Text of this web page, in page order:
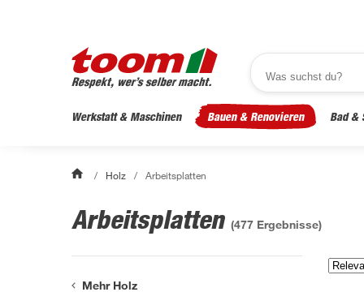
Werkstatt & Maschinen Bauen & Renovieren Bad &
/ Holz / Arbeitsplatten
Arbeitsplatten (477 Ergebnisse)
Mehr Holz